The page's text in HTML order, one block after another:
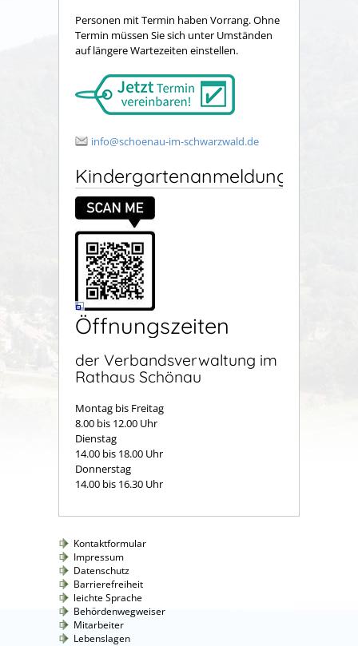
Personen mit Termin haben Vorrang. Ohne
Termin müssen Sie sich unter Umständen
auf längere Wartezeiten einstellen.
info@schoenau-im-schwarzwald.de
Kindergartenanmeldung
Öffnungszeiten
der Verbandsverwaltung im
Rathaus Schönau
Montag bis Freitag
8.00 bis 12.00 Uhr
Dienstag
14.00 bis 18.00 Uhr
Donnerstag
14.00 bis 16.30 Uhr
Kontaktformular
Impressum
Datenschutz
Barrierefreiheit
leichte Sprache
Behördenwegweiser
Mitarbeiter
Lebenslagen